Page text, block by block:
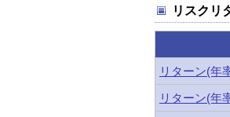
リスクリ
リターン(年
リターン(年